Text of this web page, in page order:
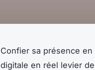
Confier sa présence
digitale en réel levier